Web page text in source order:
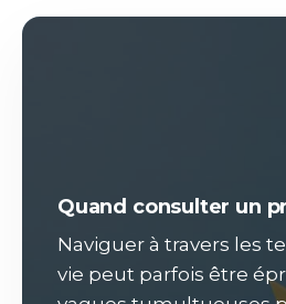
Quand consulter un
Naviguer à travers les
vie peut parfois être